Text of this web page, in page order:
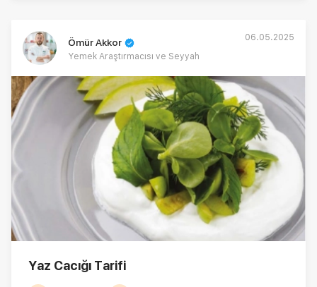
Ömür Akkor
Yemek Araştırmacısı ve Seyyah
06.05.2025
Yaz Cacığı Tarifi